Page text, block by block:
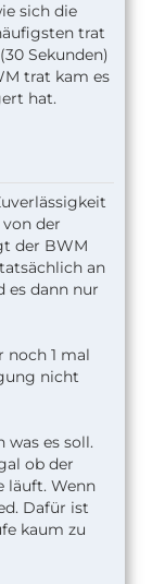
sich die
trat
Sekunden)
trat kam es
hat.
der
der BWM
an
es dann nur
noch 1 mal
nicht
was es soll.
ob der
läuft. Wenn
Dafür ist
kaum zu